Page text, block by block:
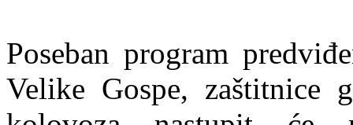
Poseban program
Velike Gospe, zaštitnice